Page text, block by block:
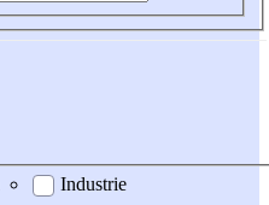
Industrie